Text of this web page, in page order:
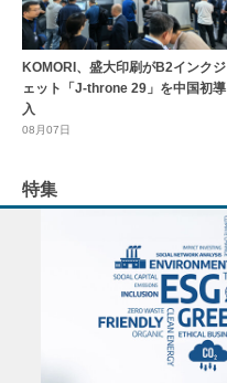
KOMORI、盛大印刷がB2インクジ
ェット「J-throne 29」を中国初導
入
08月07日
特集